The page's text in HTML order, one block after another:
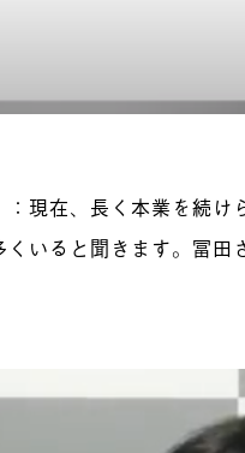
：現在、長く本業を続け
いると聞きます。冨田